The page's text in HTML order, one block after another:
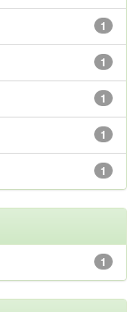
1
1
1
1
1
1